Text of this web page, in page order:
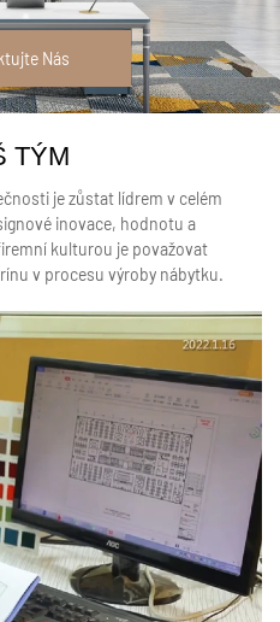
Nás
TÝM
je zůstat lídrem v celém
inovace, hodnotu a
kulturou je považovat
v procesu výroby nábytku.